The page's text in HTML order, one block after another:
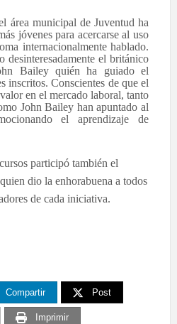
área municipal de Juventud ha
jóvenes para acercarse al uso
internacionalmente hablado.
desinteresadamente el británico
Bailey quién ha guiado el
inscritos. Conscientes de que el
en el mercado laboral, tanto
John Bailey han apuntado al
el aprendizaje de
participó también el
dio la enhorabuena a todos
de cada iniciativa.
Compartir Post
Imprimir